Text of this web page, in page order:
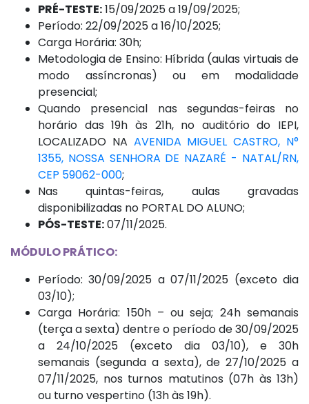
PRÉ-TESTE:15/09/2025 a 19/09/2025;
Período: 22/09/2025 a 16/10/2025;
Carga Horária: 30h;
Metodologia de Ensino: Híbrida (aulas virtuais de
modo assíncronas) ou em modalidade
presencial;
Quando presencial nas segundas-feiras no
horário das 19h às 21h, no auditório do IEPI,
LOCALIZADO NA AVENIDA MIGUEL CASTRO, N°
1355, NOSSA SENHORA DE NAZARÉ - NATAL/RN,
CEP 59062-000;
Nas quintas-feiras, aulas gravadas
disponibilizadas no PORTAL DO ALUNO;
PÓS-TESTE:07/11/2025.
MÓDULO PRÁTICO:
Período: 30/09/2025 a 07/11/2025 (exceto dia
03/10);
Carga Horária: 150h – ou seja; 24h semanais
(terça a sexta) dentre o período de 30/09/2025
a 24/10/2025 (exceto dia 03/10), e 30h
semanais (segunda a sexta), de 27/10/2025 a
07/11/2025, nos turnos matutinos (07h às 13h)
ou turno vespertino (13h às 19h).